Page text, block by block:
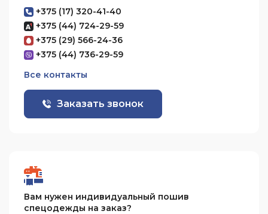
+375 (17) 320-41-40
+375 (44) 724-29-59
+375 (29) 566-24-36
+375 (44) 736-29-59
Все контакты
Заказать звонок
Вам нужен индивидуальный пошив
спецодежды на заказ?